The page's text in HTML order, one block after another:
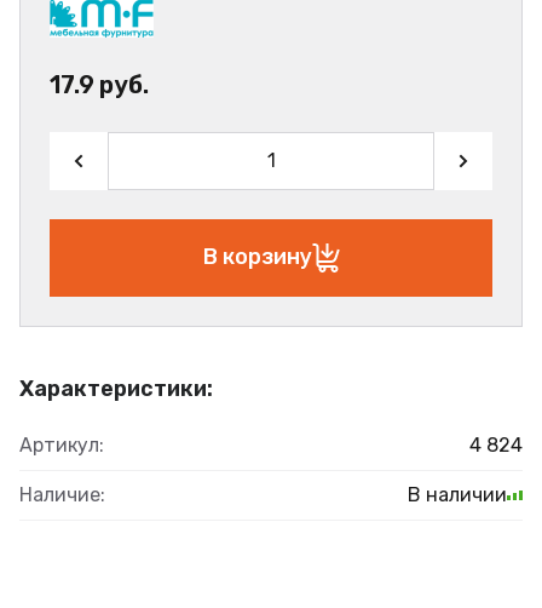
Характеристики:
Артикул: 4 824
Наличие: В наличии
17.9 руб.
В корзину